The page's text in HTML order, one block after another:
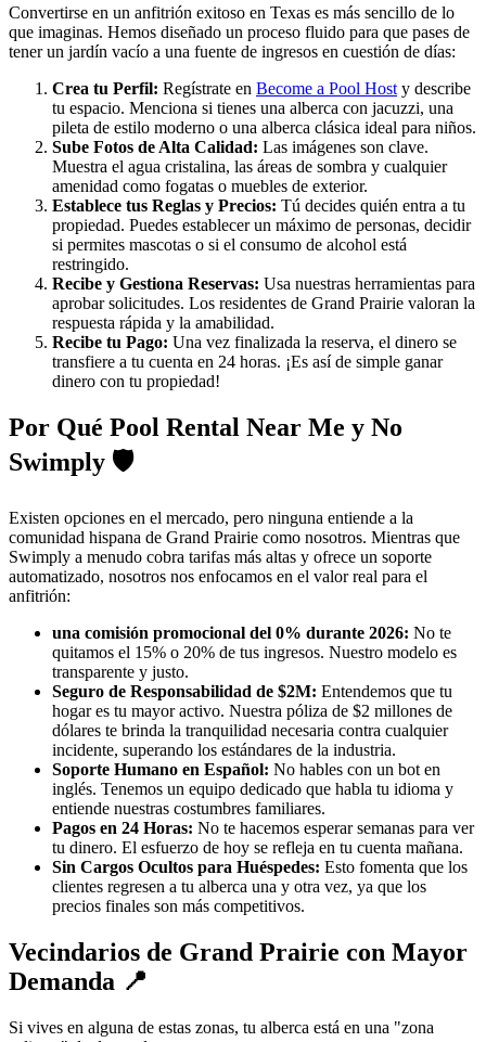
Convertirse en un anfitrión exitoso en Texas es más sencillo de lo
que imaginas. Hemos diseñado un proceso fluido para que pases de
tener un jardín vacío a una fuente de ingresos en cuestión de días:
Crea tu Perfil: Regístrate en Become a Pool Host y describe
tu espacio. Menciona si tienes una alberca con jacuzzi, una
pileta de estilo moderno o una alberca clásica ideal para niños.
Sube Fotos de Alta Calidad: Las imágenes son clave.
Muestra el agua cristalina, las áreas de sombra y cualquier
amenidad como fogatas o muebles de exterior.
Establece tus Reglas y Precios: Tú decides quién entra a tu
propiedad. Puedes establecer un máximo de personas, decidir
si permites mascotas o si el consumo de alcohol está
restringido.
Recibe y Gestiona Reservas: Usa nuestras herramientas para
aprobar solicitudes. Los residentes de Grand Prairie valoran la
respuesta rápida y la amabilidad.
Recibe tu Pago: Una vez finalizada la reserva, el dinero se
transfiere a tu cuenta en 24 horas. ¡Es así de simple ganar
dinero con tu propiedad!
Por Qué Pool Rental Near Me y No
Swimply 🛡️
Existen opciones en el mercado, pero ninguna entiende a la
comunidad hispana de Grand Prairie como nosotros. Mientras que
Swimply a menudo cobra tarifas más altas y ofrece un soporte
automatizado, nosotros nos enfocamos en el valor real para el
anfitrión:
una comisión promocional del 0% durante 2026: No te
quitamos el 15% o 20% de tus ingresos. Nuestro modelo es
transparente y justo.
Seguro de Responsabilidad de $2M: Entendemos que tu
hogar es tu mayor activo. Nuestra póliza de $2 millones de
dólares te brinda la tranquilidad necesaria contra cualquier
incidente, superando los estándares de la industria.
Soporte Humano en Español: No hables con un bot en
inglés. Tenemos un equipo dedicado que habla tu idioma y
entiende nuestras costumbres familiares.
Pagos en 24 Horas: No te hacemos esperar semanas para ver
tu dinero. El esfuerzo de hoy se refleja en tu cuenta mañana.
Sin Cargos Ocultos para Huéspedes: Esto fomenta que los
clientes regresen a tu alberca una y otra vez, ya que los
precios finales son más competitivos.
Vecindarios de Grand Prairie con Mayor
Demanda 📍
Si vives en alguna de estas zonas, tu alberca está en una "zona